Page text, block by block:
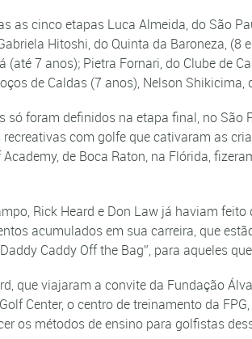
as cinco etapas Luca Almeida, do São
Hitoshi, do Quinta da Baroneza,
(até 7 anos); Pietra Fornari, do Clube de
de Caldas (7 anos), Nelson
só foram definidos na etapa final, no São
com golfe que cativaram as
de Boca Raton, na Flórida,
Rick Heard e Don Law já haviam
acumulados em sua carreira, que
Caddy Off the Bag”, para aqueles
que viajaram a convite da Fundação
Center, o centro de treinamento da
os métodos de ensino para golfistas